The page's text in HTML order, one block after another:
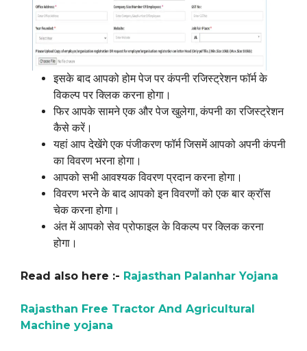
इसके बाद आपको होम पेज पर कंपनी रजिस्ट्रेशन फॉर्म के
विकल्प पर क्लिक करना होगा।
फिर आपके सामने एक और पेज खुलेगा, कंपनी का रजिस्ट्रेशन
कैसे करें।
यहां आप देखेंगे एक पंजीकरण फॉर्म जिसमें आपको अपनी कंपनी
का विवरण भरना होगा।
आपको सभी आवश्यक विवरण प्रदान करना होगा।
विवरण भरने के बाद आपको इन विवरणों को एक बार क्रॉस
चेक करना होगा।
अंत में आपको सेव प्रोफाइल के विकल्प पर क्लिक करना
होगा।
Read also here :- Rajasthan Palanhar Yojana
Rajasthan Free Tractor And Agricultural
Machine yojana